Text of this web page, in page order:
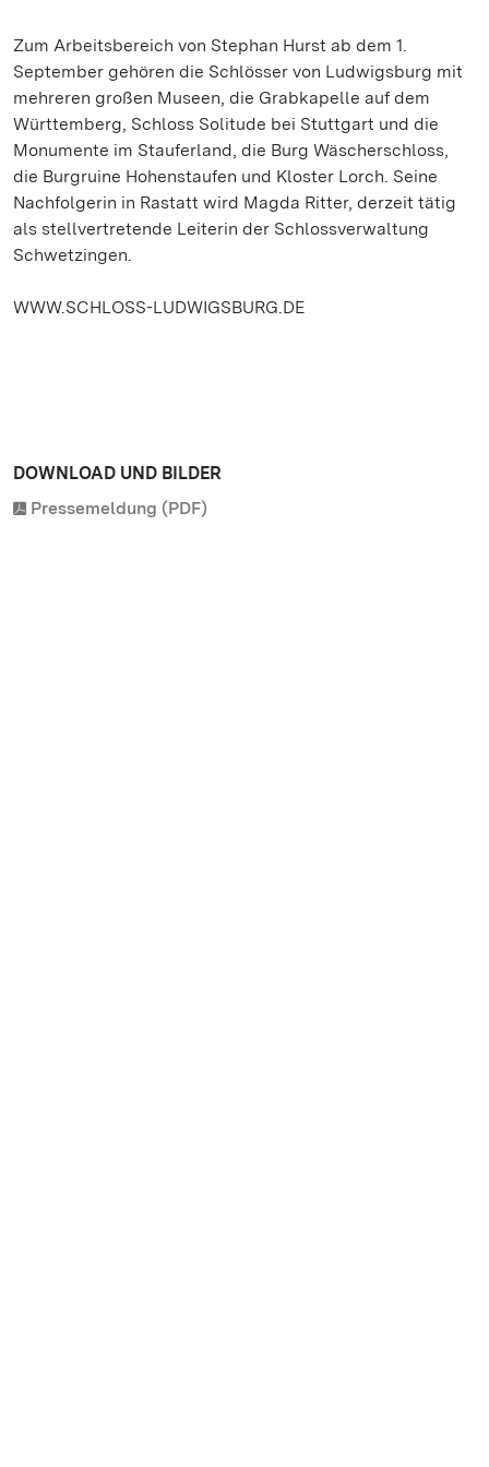
Zum Arbeitsbereich von Stephan Hurst ab dem 1.
September gehören die Schlösser von Ludwigsburg mit
mehreren großen Museen, die Grabkapelle auf dem
Württemberg, Schloss Solitude bei Stuttgart und die
Monumente im Stauferland, die Burg Wäscherschloss,
die Burgruine Hohenstaufen und Kloster Lorch. Seine
Nachfolgerin in Rastatt wird Magda Ritter, derzeit tätig
als stellvertretende Leiterin der Schlossverwaltung
Schwetzingen.
WWW.SCHLOSS-LUDWIGSBURG.DE
DOWNLOAD UND BILDER
Pressemeldung (PDF)